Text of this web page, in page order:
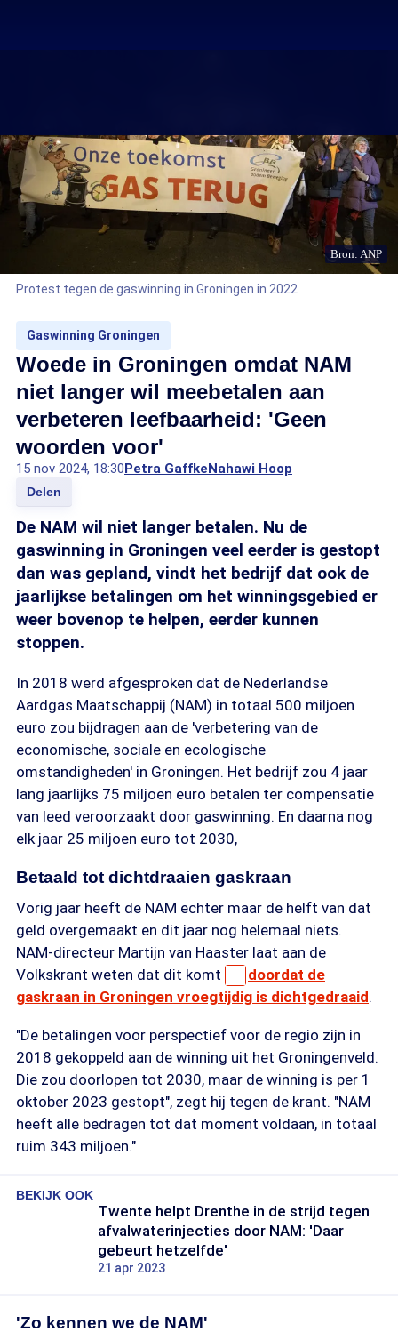
Bron: ANP
Protest tegen de gaswinning in Groningen in 2022
Gaswinning Groningen
Woede in Groningen omdat NAM
niet langer wil meebetalen aan
verbeteren leefbaarheid: 'Geen
woorden voor'
15 nov 2024, 18:30Petra GaffkeNahawi Hoop
Delen
De NAM wil niet langer betalen. Nu de
gaswinning in Groningen veel eerder is gestopt
dan was gepland, vindt het bedrijf dat ook de
jaarlijkse betalingen om het winningsgebied er
weer bovenop te helpen, eerder kunnen
stoppen.
In 2018 werd afgesproken dat de Nederlandse
Aardgas Maatschappij (NAM) in totaal 500 miljoen
euro zou bijdragen aan de 'verbetering van de
economische, sociale en ecologische
omstandigheden' in Groningen. Het bedrijf zou 4 jaar
lang jaarlijks 75 miljoen euro betalen ter compensatie
van leed veroorzaakt door gaswinning. En daarna nog
elk jaar 25 miljoen euro tot 2030,
Betaald tot dichtdraaien gaskraan
Vorig jaar heeft de NAM echter maar de helft van dat
geld overgemaakt en dit jaar nog helemaal niets.
NAM-directeur Martijn van Haaster laat aan de
Volkskrant weten dat dit komt
doordat de
gaskraan in Groningen vroegtijdig is dichtgedraaid.
"De betalingen voor perspectief voor de regio zijn in
2018 gekoppeld aan de winning uit het Groningenveld.
Die zou doorlopen tot 2030, maar de winning is per 1
oktober 2023 gestopt", zegt hij tegen de krant. "NAM
heeft alle bedragen tot dat moment voldaan, in totaal
ruim 343 miljoen."
BEKIJK OOK
Twente helpt Drenthe in de strijd tegen
afvalwaterinjecties door NAM: 'Daar
gebeurt hetzelfde'
21 apr 2023
'Zo kennen we de NAM'